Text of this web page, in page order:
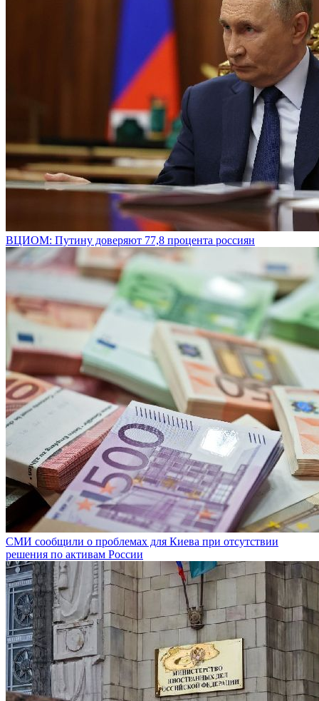
ВЦИОМ: Путину доверяют 77,8 процента россиян
СМИ сообщили о проблемах для Киева при отсутствии
решения по активам России